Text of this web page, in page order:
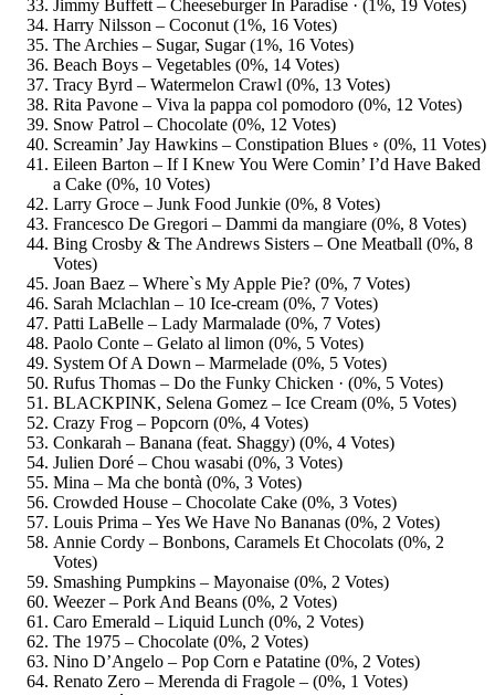
Jimmy Buffett – Cheeseburger In Paradise · (1%, 19 Votes)
Harry Nilsson – Coconut (1%, 16 Votes)
The Archies – Sugar, Sugar (1%, 16 Votes)
Beach Boys – Vegetables (0%, 14 Votes)
Tracy Byrd – Watermelon Crawl (0%, 13 Votes)
Rita Pavone – Viva la pappa col pomodoro (0%, 12 Votes)
Snow Patrol – Chocolate (0%, 12 Votes)
Screamin’ Jay Hawkins – Constipation Blues ◦ (0%, 11 Votes)
Eileen Barton – If I Knew You Were Comin’ I’d Have Baked
a Cake (0%, 10 Votes)
Larry Groce – Junk Food Junkie (0%, 8 Votes)
Francesco De Gregori – Dammi da mangiare (0%, 8 Votes)
Bing Crosby & The Andrews Sisters – One Meatball (0%, 8
Votes)
Joan Baez – Where`s My Apple Pie? (0%, 7 Votes)
Sarah Mclachlan – 10 Ice-cream (0%, 7 Votes)
Patti LaBelle – Lady Marmalade (0%, 7 Votes)
Paolo Conte – Gelato al limon (0%, 5 Votes)
System Of A Down – Marmelade (0%, 5 Votes)
Rufus Thomas – Do the Funky Chicken · (0%, 5 Votes)
BLACKPINK, Selena Gomez – Ice Cream (0%, 5 Votes)
Crazy Frog – Popcorn (0%, 4 Votes)
Conkarah – Banana (feat. Shaggy) (0%, 4 Votes)
Julien Doré – Chou wasabi (0%, 3 Votes)
Mina – Ma che bontà (0%, 3 Votes)
Crowded House – Chocolate Cake (0%, 3 Votes)
Louis Prima – Yes We Have No Bananas (0%, 2 Votes)
Annie Cordy – Bonbons, Caramels Et Chocolats (0%, 2
Votes)
Smashing Pumpkins – Mayonaise (0%, 2 Votes)
Weezer – Pork And Beans (0%, 2 Votes)
Caro Emerald – Liquid Lunch (0%, 2 Votes)
The 1975 – Chocolate (0%, 2 Votes)
Nino D’Angelo – Pop Corn e Patatine (0%, 2 Votes)
Renato Zero – Merenda di Fragole – (0%, 1 Votes)